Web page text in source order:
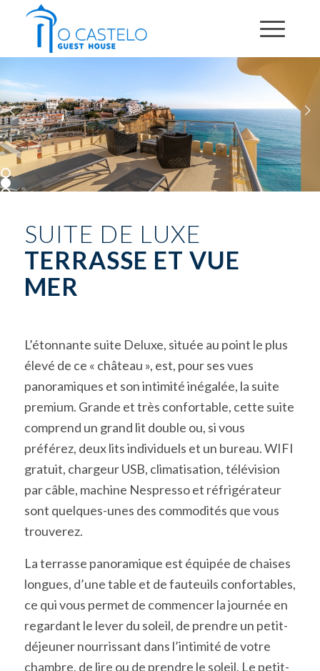
Suivant
1
2
SUITE DE LUXE
TERRASSE ET VUE
MER
L’étonnante suite Deluxe, située au point le plus
élevé de ce « château », est, pour ses vues
panoramiques et son intimité inégalée, la suite
premium. Grande et très confortable, cette suite
comprend un grand lit double ou, si vous
préférez, deux lits individuels et un bureau. WIFI
gratuit, chargeur USB, climatisation, télévision
par câble, machine Nespresso et réfrigérateur
sont quelques-unes des commodités que vous
trouverez.
La terrasse panoramique est équipée de chaises
longues, d’une table et de fauteuils confortables,
ce qui vous permet de commencer la journée en
regardant le lever du soleil, de prendre un petit-
déjeuner nourrissant dans l’intimité de votre
chambre, de lire ou de prendre le soleil. Le petit-